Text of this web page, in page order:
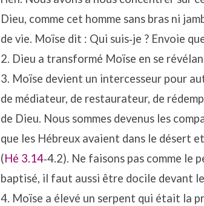
Dieu, comme cet homme sans bras ni
de vie. Moïse dit : Qui suis‐je ? Envoie
2. Dieu a transformé Moïse en se
3. Moïse devient un intercesseur pour
de médiateur, de restaurateur, de
de Dieu. Nous sommes devenus les
que les Hébreux avaient dans le désert
(Hé 3.14‐4.2). Ne faisons pas comme le
baptisé, il faut aussi être docile devant
4. Moïse a élevé un serpent qui était la